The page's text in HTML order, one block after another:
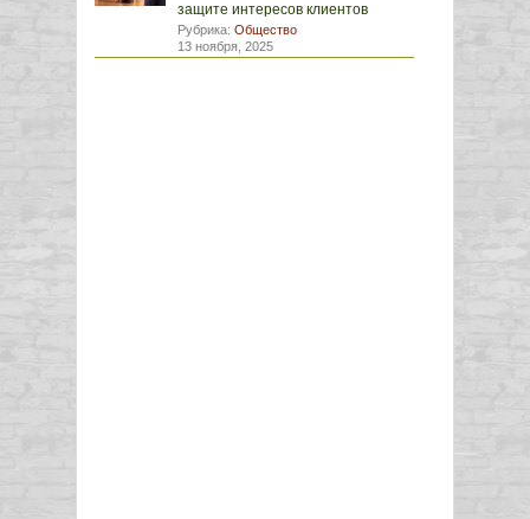
защите интересов клиентов
Рубрика: Общество
13 ноября, 2025